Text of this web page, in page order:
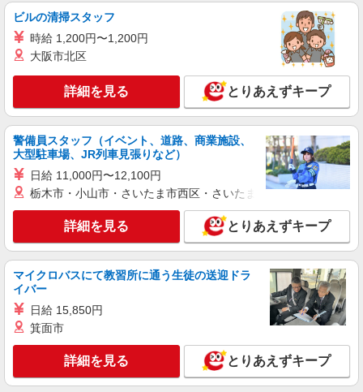
ビルの清掃スタッフ
時給 1,200円〜1,200円
大阪市北区
詳細を見る とりあえずキープ
警備員スタッフ（イベント、道路、商業施設、
大型駐車場、JR列車見張りなど）
日給 11,000円〜12,100円
栃木市・小山市・さいたま市西区・さいたま市岩槻区・久喜市・
詳細を見る とりあえずキープ
マイクロバスにて教習所に通う生徒の送迎ドラ
イバー
日給 15,850円
箕面市
詳細を見る とりあえずキープ